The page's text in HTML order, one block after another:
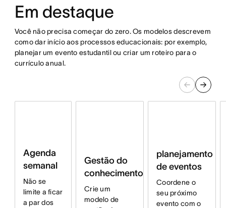
Em destaque
Você não precisa começar do zero. Os modelos descrevem
como dar início aos processos educacionais: por exemplo,
planejar um evento estudantil ou criar um roteiro para o
currículo anual.
Agenda
semanal
Não se
limite a ficar
a par dos
Gestão do
conhecimento
Crie um
modelo de
planejamento
de eventos
Coordene o
seu próximo
evento com o